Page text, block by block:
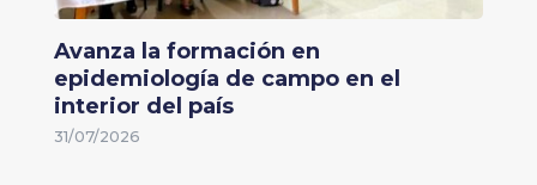
Avanza la formación en
epidemiología de campo en el
interior del país
31/07/2026